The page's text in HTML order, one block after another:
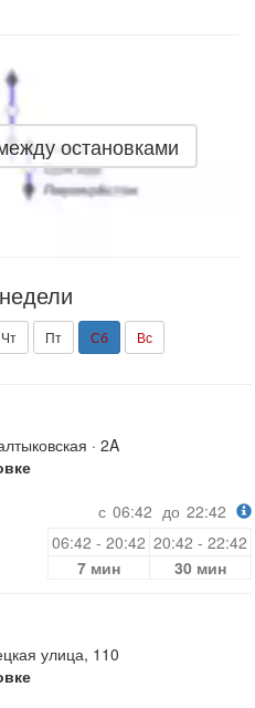
остановками
Чт Пт Сб Вс
· 2A
с 06:42 до 22:42
06:42 - 20:42 20:42 - 22:42
7 мин
30 мин
улица, 110